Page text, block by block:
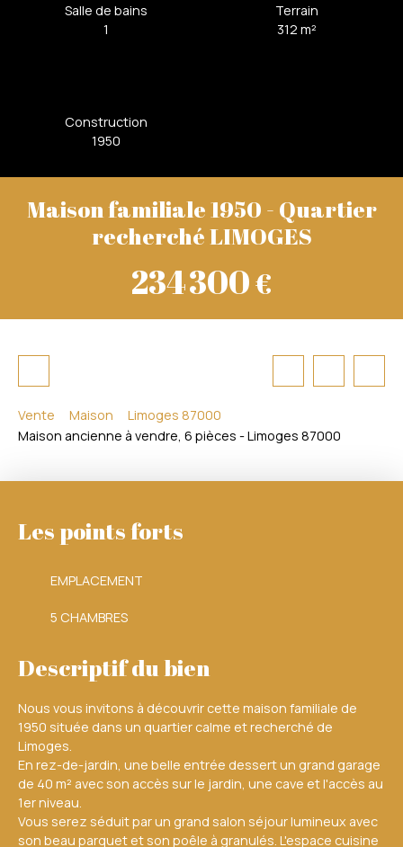
Salle de bains
1
Terrain
312 m²
Construction
1950
Maison familiale 1950 - Quartier
recherché LIMOGES
234 300€
Vente Maison
Limoges 87000
Maison ancienne à vendre, 6 pièces - Limoges 87000
Les points forts
EMPLACEMENT
5 CHAMBRES
Descriptif du bien
Nous vous invitons à découvrir cette maison familiale de
1950 située dans un quartier calme et recherché de
Limoges.
En rez-de-jardin, une belle entrée dessert un grand garage
de 40 m² avec son accès sur le jardin, une cave et l'accès au
1er niveau.
Vous serez séduit par un grand salon séjour lumineux avec
son beau parquet et son poêle à granulés. L'espace cuisine